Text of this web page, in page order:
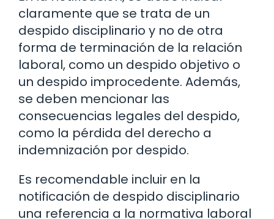
claramente que se trata de un
despido disciplinario y no de otra
forma de terminación de la relación
laboral, como un despido objetivo o
un despido improcedente. Además,
se deben mencionar las
consecuencias legales del despido,
como la pérdida del derecho a
indemnización por despido.
Es recomendable incluir en la
notificación de despido disciplinario
una referencia a la normativa laboral